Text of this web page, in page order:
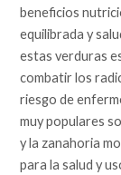
beneficios
equilibrada y
estas verduras
combatir los
riesgo de
muy populares
y la zanahoria
para la salud y